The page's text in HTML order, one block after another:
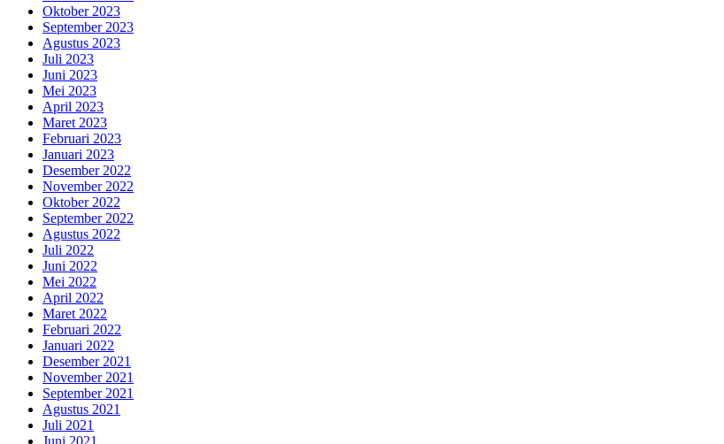
Oktober 2023
September 2023
Agustus 2023
Juli 2023
Juni 2023
Mei 2023
April 2023
Maret 2023
Februari 2023
Januari 2023
Desember 2022
November 2022
Oktober 2022
September 2022
Agustus 2022
Juli 2022
Juni 2022
Mei 2022
April 2022
Maret 2022
Februari 2022
Januari 2022
Desember 2021
November 2021
September 2021
Agustus 2021
Juli 2021